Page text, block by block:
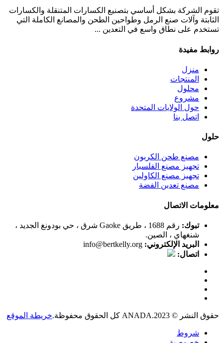
تقوم الشركة بشكل أساسي بتصنيع الكسارات المتنقلة والكسارات
الثابتة وآلات صنع الرمل وطواحين الطحن والمصانع الكاملة التي
تستخدم على نطاق واسع في التعدين ...
روابط مفيدة
منزل
المنتجات
محلول
مشروع
حول الولايات المتحدة
اتصل بنا
حلول
مصنع طحن الكربون
تجهيز مصنع الفلسبار
تجهيز مصنع الكاولين
مصنع تعدين الفضة
معلومات الاتصال
تبوك:
رقم 1688 ، طريق Gaoke شرق ، حي بودونغ الجديد ،
شنغهاي ، الصين.
البريد الإلكتروني: info@bertkelly.org
اتصال:
حقوق النشر © 2023.ANADA كل الحقوق محفوظة. خريطة الموقع
شروط